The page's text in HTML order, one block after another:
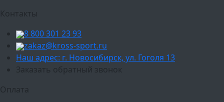
Контакты
8 800 301 23 93
zakaz@kross-sport.ru
Наш адрес: г. Новосибирск, ул. Гоголя 13
Заказать обратный звонок
Оплата